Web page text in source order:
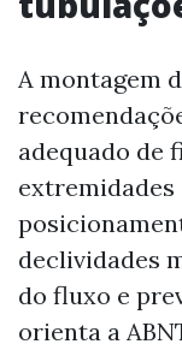
A montagem
adequado de
extremidades
declividades
do fluxo e
orienta a